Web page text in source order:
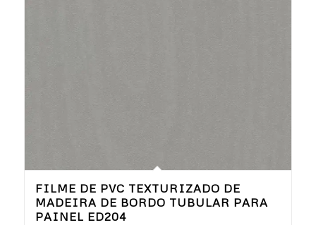
FILME DE PVC TEXTURIZADO DE
MADEIRA DE BORDO TUBULAR PARA
PAINEL ED204